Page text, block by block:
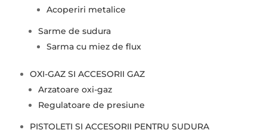
Acoperiri metalice
Sarme de sudura
Sarma cu miez de flux
OXI-GAZ SI ACCESORII GAZ
Arzatoare oxi-gaz
Regulatoare de presiune
PISTOLETI SI ACCESORII PENTRU SUDURA